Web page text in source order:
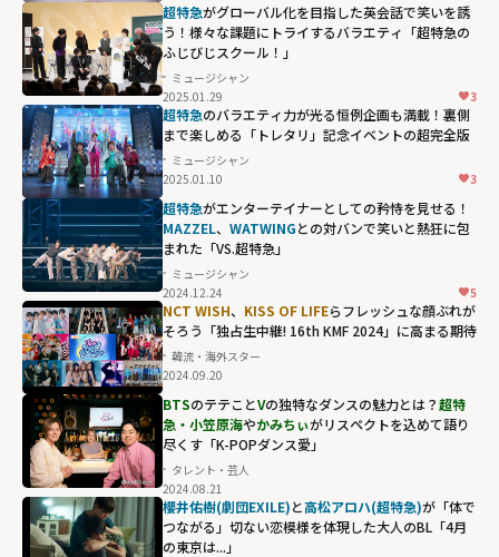
超特急がグローバル化を目指した英会話で笑いを誘
う！様々な課題にトライするバラエティ「超特急の
ふじびじスクール！」
ミュージシャン
2025.01.29
3
超特急のバラエティ力が光る恒例企画も満載！裏側
まで楽しめる「トレタリ」記念イベントの超完全版
ミュージシャン
2025.01.10
3
超特急がエンターテイナーとしての矜恃を見せる！
MAZZEL、 WATWINGとの対バンで笑いと熱狂に包
まれた「VS.超特急」
ミュージシャン
2024.12.24
5
NCT WISH、 KISS OF LIFEらフレッシュな顔ぶれが
そろう「独占生中継! 16th KMF 2024」に高まる期待
韓流・海外スター
2024.09.20
BTSのテテことVの独特なダンスの魅力とは？超特
急・小笠原海やかみちぃがリスペクトを込めて語り
尽くす「K-POPダンス愛」
タレント・芸人
2024.08.21
櫻井佑樹(劇団EXILE)と高松アロハ(超特急)が「体で
つながる」切ない恋模様を体現した大人のBL「4月
の東京は...」